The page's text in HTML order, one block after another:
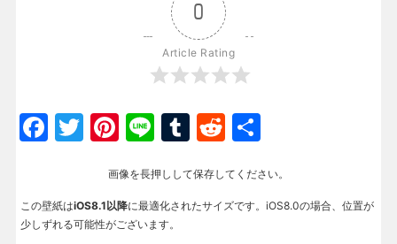
0
Article Rating
Facebook
Twitter
Pinterest
LineTumblr
Reddit
画像を長押しして保存してください。
この壁紙はiOS8.1以降に最適化されたサイズです。iOS8.0の場合、位置が
少しずれる可能性がございます。